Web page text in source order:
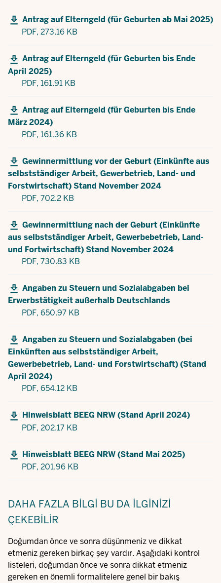
Antrag auf Elterngeld (für Geburten ab Mai 2025)
PDF, 273.16 KB
Antrag auf Elterngeld (für Geburten bis Ende
April 2025)
PDF, 161.91 KB
Antrag auf Elterngeld (für Geburten bis Ende
März 2024)
PDF, 161.36 KB
Gewinnermittlung vor der Geburt (Einkünfte aus
selbstständiger Arbeit, Gewerbetrieb, Land- und
Forstwirtschaft) Stand November 2024
PDF, 702.2 KB
Gewinnermittlung nach der Geburt (Einkünfte
aus selbstständiger Arbeit, Gewerbebetrieb, Land-
und Fortwirtschaft) Stand November 2024
PDF, 730.83 KB
Angaben zu Steuern und Sozialabgaben bei
Erwerbstätigkeit außerhalb Deutschlands
PDF, 650.97 KB
Angaben zu Steuern und Sozialabgaben (bei
Einkünften aus selbstständiger Arbeit,
Gewerbebetrieb, Land- und Forstwirtschaft) (Stand
April 2024)
PDF, 654.12 KB
Hinweisblatt BEEG NRW (Stand April 2024)
PDF, 202.17 KB
Hinweisblatt BEEG NRW (Stand Mai 2025)
PDF, 201.96 KB
DAHA FAZLA BILGI BU DA ILGINIZI
ÇEKEBILIR
Doğumdan önce ve sonra düşünmeniz ve dikkat
etmeniz gereken birkaç şey vardır. Aşağıdaki kontrol
listeleri, doğumdan önce ve sonra dikkat etmeniz
gereken en önemli formalitelere genel bir bakış